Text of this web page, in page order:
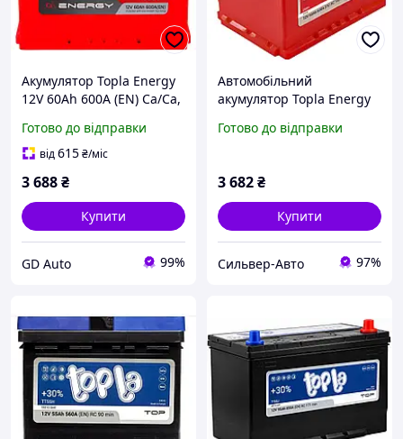
Акумулятор Topla Energy
12V 60Ah 600A (EN) Ca/Ca,
Готово до відправки
від615₴/міс
3 688₴
Купити
GD Auto 99%
Автомобільний
акумулятор Topla Energy
Готово до відправки
3 682₴
Купити
Сильвер-Авто 97%